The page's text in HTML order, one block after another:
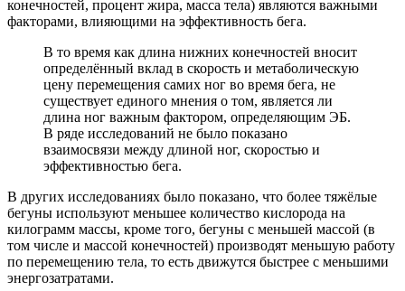
конечностей, процент жира, масса тела) являются важными
факторами, влияющими на эффективность бега.
В то время как длина нижних конечностей вносит
определённый вклад в скорость и метаболическую
цену перемещения самих ног во время бега, не
существует единого мнения о том, является ли
длина ног важным фактором, определяющим ЭБ.
В ряде исследований не было показано
взаимосвязи между длиной ног, скоростью и
эффективностью бега.
В других исследованиях было показано, что более тяжёлые
бегуны используют меньшее количество кислорода на
килограмм массы, кроме того, бегуны с меньшей массой (в
том числе и массой конечностей) производят меньшую работу
по перемещению тела, то есть движутся быстрее с меньшими
энергозатратами.